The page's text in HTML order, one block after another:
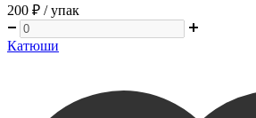
200 ₽ / упак
Катюши